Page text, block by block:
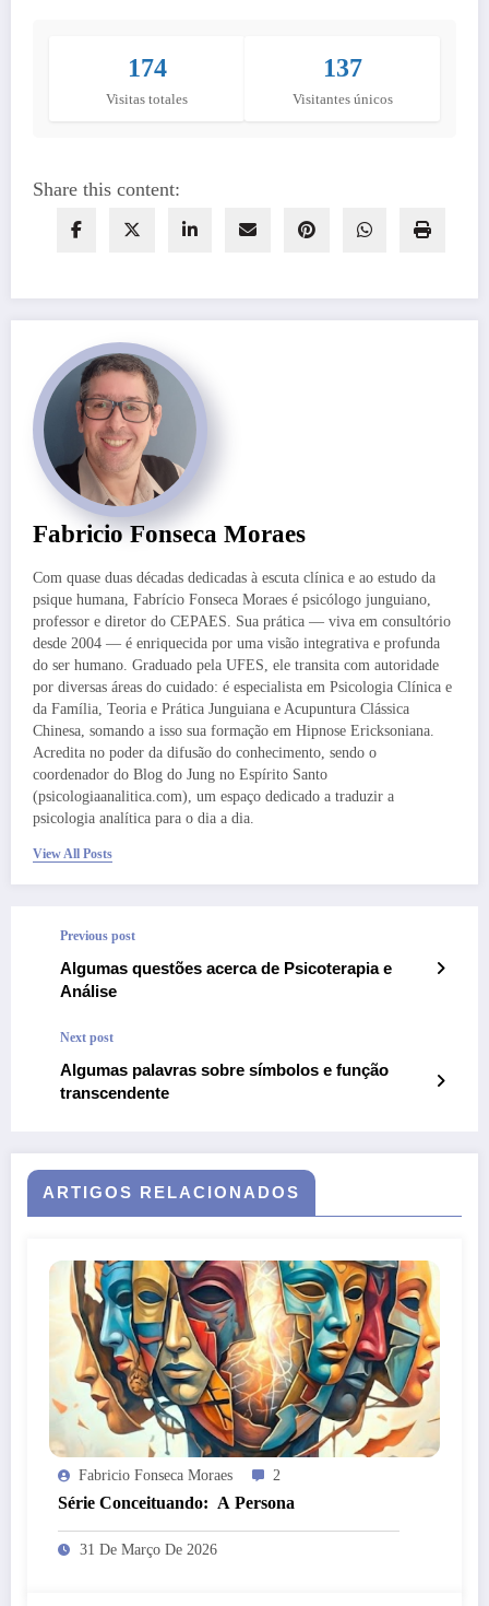
174
Visitas totales
137
Visitantes únicos
Share this content:
Fabricio Fonseca Moraes
Com quase duas décadas dedicadas à escuta clínica e ao estudo da
psique humana, Fabrício Fonseca Moraes é psicólogo junguiano,
professor e diretor do CEPAES. Sua prática — viva em consultório
desde 2004 — é enriquecida por uma visão integrativa e profunda
do ser humano. Graduado pela UFES, ele transita com autoridade
por diversas áreas do cuidado: é especialista em Psicologia Clínica e
da Família, Teoria e Prática Junguiana e Acupuntura Clássica
Chinesa, somando a isso sua formação em Hipnose Ericksoniana.
Acredita no poder da difusão do conhecimento, sendo o
coordenador do Blog do Jung no Espírito Santo
(psicologiaanalitica.com), um espaço dedicado a traduzir a
psicologia analítica para o dia a dia.
View All Posts
Previous post
Algumas questões acerca de Psicoterapia e
Análise
Next post
Algumas palavras sobre símbolos e função
transcendente
ARTIGOS RELACIONADOS
Fabricio Fonseca Moraes 2
Série Conceituando: A Persona
31 De Março De 2026